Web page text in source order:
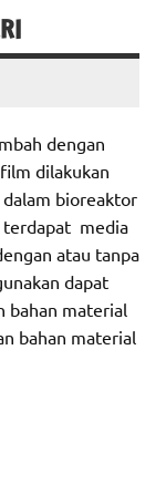
dengan
dilakukan
bioreaktor
terdapat media
atau tanpa
dapat
bahan material
bahan material